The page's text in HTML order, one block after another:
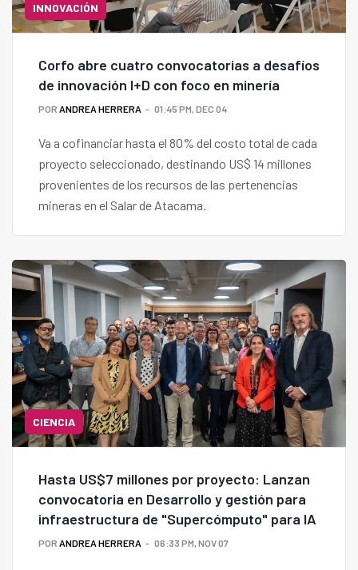
INNOVACIÓN
Corfo abre cuatro convocatorias a desafíos
de innovación I+D con foco en minería
POR ANDREA HERRERA 01:45 PM, DEC 04
Va a cofinanciar hasta el 80% del costo total de cada
proyecto seleccionado, destinando US$ 14 millones
provenientes de los recursos de las pertenencias
mineras en el Salar de Atacama.
CIENCIA
Hasta US$7 millones por proyecto: Lanzan
convocatoria en Desarrollo y gestión para
infraestructura de "Supercómputo" para IA
POR ANDREA HERRERA 06:33 PM, NOV 07